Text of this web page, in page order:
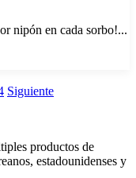
nipón en cada sorbo!...
Siguiente
productos de
estadounidenses y